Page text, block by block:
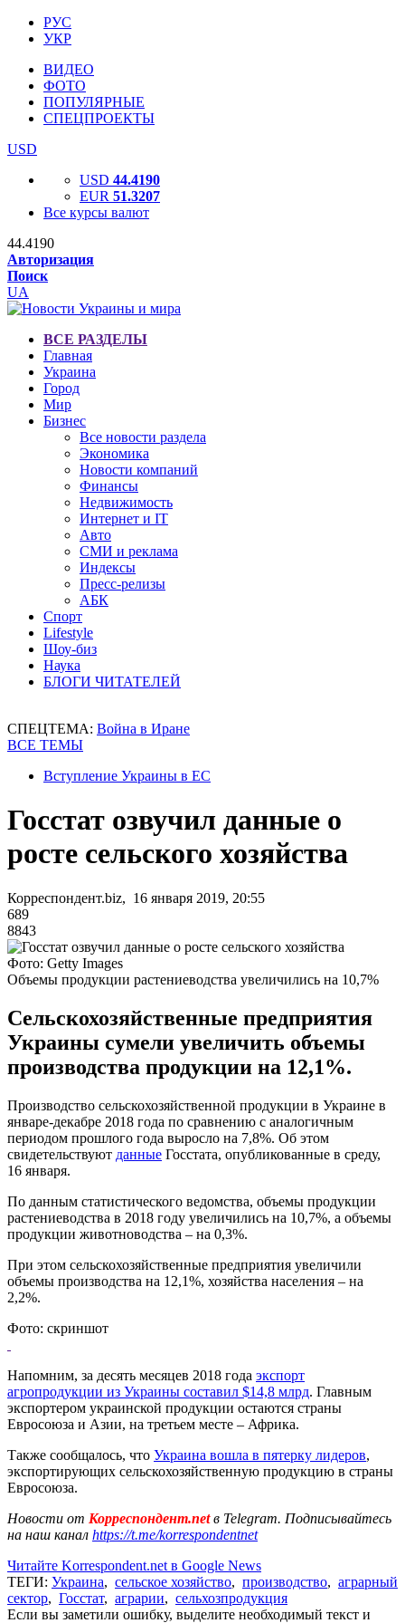
РУС
УКР
ВИДЕО
ФОТО
ПОПУЛЯРНЫЕ
СПЕЦПРОЕКТЫ
USD
USD 44.4190
EUR 51.3207
Все курсы валют
44.4190
Авторизация
Поиск
UA
ВСЕ РАЗДЕЛЫ
Главная
Украина
Город
Мир
Бизнес
Все новости раздела
Экономика
Новости компаний
Финансы
Недвижимость
Интернет и IT
Авто
СМИ и реклама
Индексы
Пресс-релизы
АБК
Спорт
Lifestyle
Шоу-биз
Наука
БЛОГИ ЧИТАТЕЛЕЙ
СПЕЦТЕМА: Война в Иране
ВСЕ ТЕМЫ
Вступление Украины в ЕС
Госстат озвучил данные о
росте сельского хозяйства
Корреспондент.biz, 16 января 2019, 20:55
689
8843
Фото: Getty Images
Объемы продукции растениеводства увеличились на 10,7%
Сельскохозяйственные предприятия
Украины сумели увеличить объемы
производства продукции на 12,1%.
Производство сельскохозяйственной продукции в Украине в
январе-декабре 2018 года по сравнению с аналогичным
периодом прошлого года выросло на 7,8%. Об этом
свидетельствуют данные Госстата, опубликованные в среду,
16 января.
По данным статистического ведомства, объемы продукции
растениеводства в 2018 году увеличились на 10,7%, а объемы
продукции животноводства – на 0,3%.
При этом сельскохозяйственные предприятия увеличили
объемы производства на 12,1%, хозяйства населения – на
2,2%.
Фото: скриншот
Напомним, за десять месяцев 2018 года экспорт
агропродукции из Украины составил $14,8 млрд. Главным
экспортером украинской продукции остаются страны
Евросоюза и Азии, на третьем месте – Африка.
Также сообщалось, что Украина вошла в пятерку лидеров,
экспортирующих сельскохозяйственную продукцию в страны
Евросоюза.
Новости от Корреспондент.netв Telegram. Подписывайтесь
на наш канал https://t.me/korrespondentnet
Читайте Korrespondent.net в Google News
ТЕГИ: Украина, сельское хозяйство, производство, аграрный
сектор, Госстат, аграрии, сельхозпродукция
Если вы заметили ошибку, выделите необходимый текст и